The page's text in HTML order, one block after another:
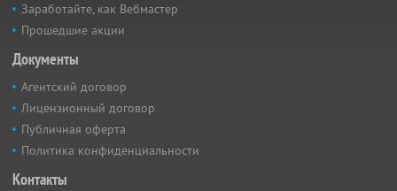
Заработайте, как Вебмастер
Прошедшие акции
Документы
Агентский договор
Лицензионный договор
Публичная оферта
Политика конфиденциальности
Контакты